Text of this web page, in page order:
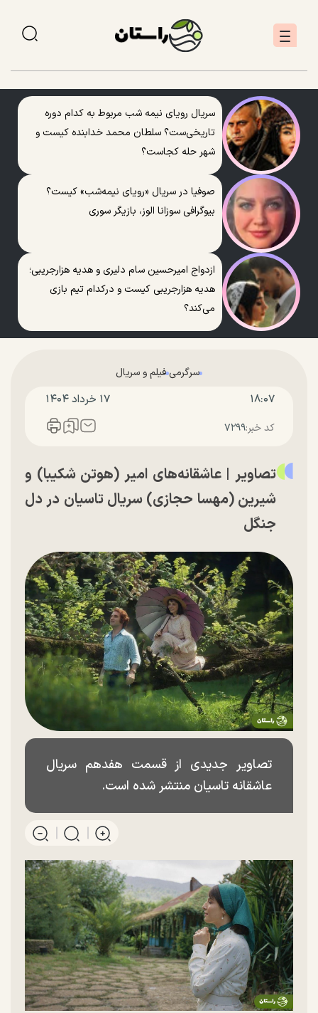
سریال رویای نیمه شب مربوط به کدام دوره
تاریخی‌ست؟ سلطان محمد خدابنده کیست و
شهر حله کجاست؟
صوفیا در سریال «رویای نیمه‌شب» کیست؟
بیوگرافی سوزانا الوز، بازیگر سوری
ازدواج امیرحسین سام دلیری و هدیه هزارجریبی؛
هدیه هزارجریبی کیست و درکدام تیم بازی
می‌کند؟
سرگرمی فیلم و سریال
۱۸:۰۷ ۱۷ خرداد ۱۴۰۴
کد خبر:۷۲۹۹
تصاویر | عاشقانه‌های امیر (هوتن شکیبا) و
شیرین (مهسا حجازی) سریال تاسیان در دل
جنگل
تصاویر جدیدی از قسمت هفدهم سریال
عاشقانه تاسیان منتشر شده است.